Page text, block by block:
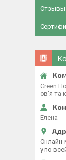
Отзывы
Green
ов'я та
Елена
Онлайн-
у по